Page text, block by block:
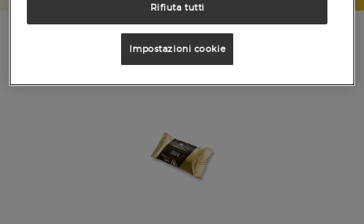
Rifiuta tutti
Impostazioni cookie